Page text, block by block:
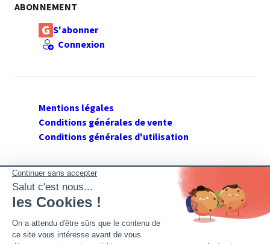
ABONNEMENT
S'abonner
Connexion
Mentions légales
Conditions générales de vente
Conditions générales d'utilisation
SUIVEZ GERANT DE SARL